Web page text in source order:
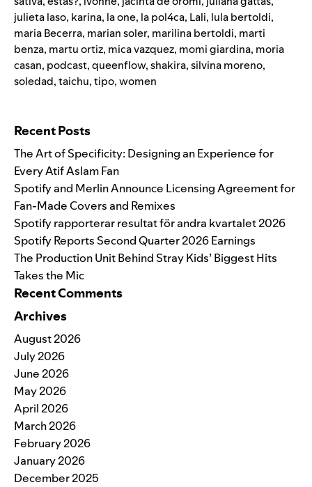
julieta laso, karina, la one, la pol4ca, Lali, lula bertoldi,
maria Becerra, marian soler, marilina bertoldi, marti
benza, martu ortiz, mica vazquez, momi giardina, moria
casan, podcast,queenflow,shakira,silvina moreno,
soledad,taichu,tipo,women
Recent Posts
The Art of Specificity: Designing an Experience for
Every Atif Aslam Fan
Spotify and Merlin Announce Licensing Agreement for
Fan-Made Covers and Remixes
Spotify rapporterar resultat för andra kvartalet 2026
Spotify Reports Second Quarter 2026 Earnings
The Production Unit Behind Stray Kids’ Biggest Hits
Takes the Mic
Recent Comments
Archives
August 2026
July 2026
June 2026
May 2026
April 2026
March 2026
February 2026
January 2026
December 2025